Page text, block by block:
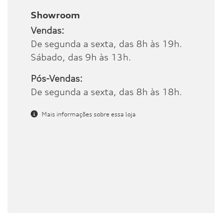
Showroom
Vendas:
De segunda a sexta, das 8h às 19h.
Sábado, das 9h às 13h.
Pós-Vendas:
De segunda a sexta, das 8h às 18h.
Mais informações sobre essa loja